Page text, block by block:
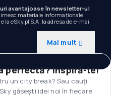
avantajoase în newsletter-ul
materiale informaționale
la eSky.pl S.A. la adresa de e-mail
Mai mult
perfectă? Inspiră-te!
un city break? Sau cauți
găsești idei noi în fiecare